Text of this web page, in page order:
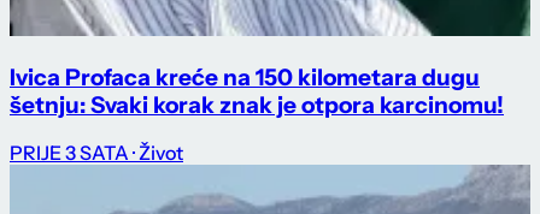
Ivica Profaca kreće na 150 kilometara dugu
šetnju: Svaki korak znak je otpora karcinomu!
PRIJE 3 SATA · Život